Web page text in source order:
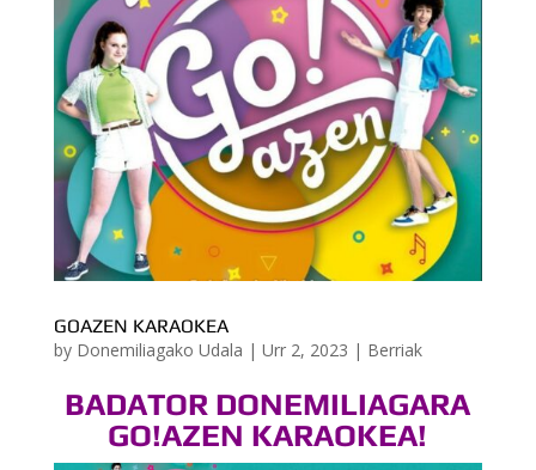
GOAZEN KARAOKEA
by Donemiliagako Udala | Urr 2, 2023 | Berriak
BADATOR DONEMILIAGARA
GO!AZEN KARAOKEA!